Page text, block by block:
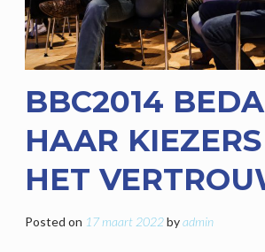
BBC2014
HAAR
HET
Posted on 17 maart 2022byadmin